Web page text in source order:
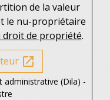
de la valeur
le nu-propriétaire
droit de propriété.
open_in_new
(Dila) -